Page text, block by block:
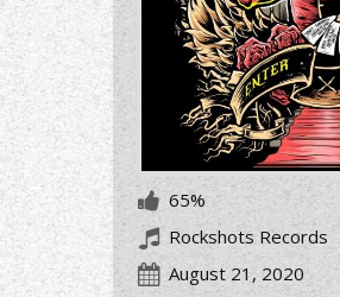
65%
Rockshots Records
August 21, 2020